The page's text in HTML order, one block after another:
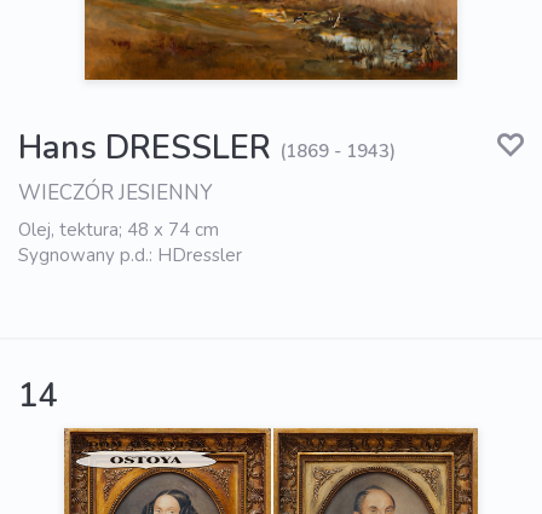
Hans DRESSLER (1869 - 1943)
WIECZÓR JESIENNY
Olej, tektura; 48 x 74 cm
Sygnowany p.d.: HDressler
14